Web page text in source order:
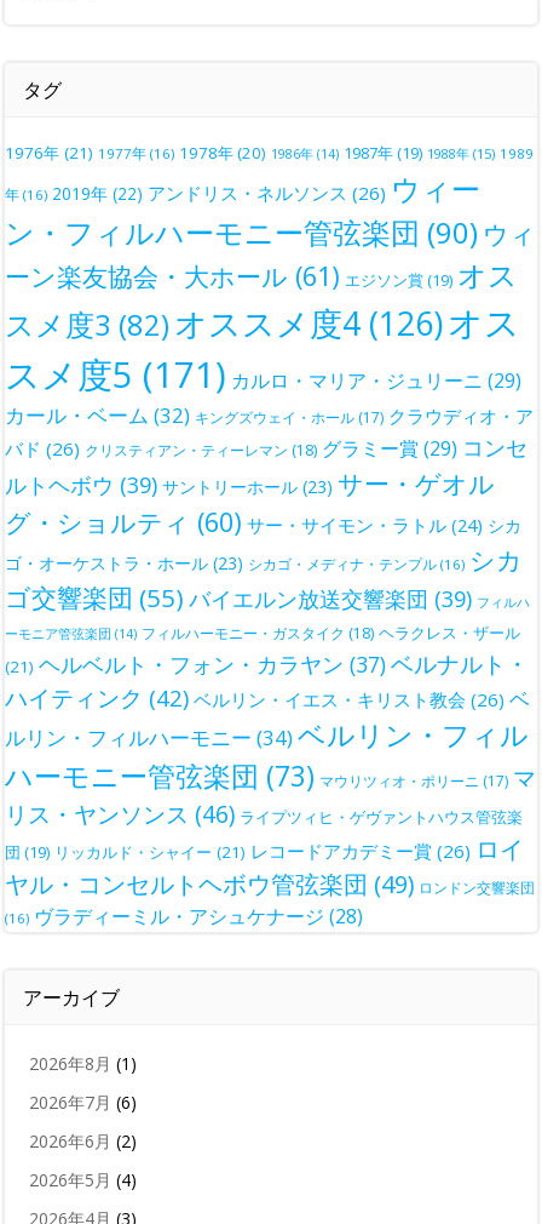
タグ
1976年 (21) 1977年 (16) 1978年(20) 1986年 (14) 1987年(19) 1988年 (15) 1989
年 (16) 2019年 (22) アンドリス・ネルソンス (26) ウィー
ン・フィルハーモニー管弦楽団 (90) ウィ
ーン楽友協会・大ホール (61) エジソン賞(19) オス
スメ度3 (82) オススメ度4 (126)オス
スメ度5 (171) カルロ・マリア・ジュリーニ (29)
カール・ベーム (32) キングズウェイ・ホール (17) クラウディオ・ア
バド (26) クリスティアン・ティーレマン (18) グラミー賞 (29) コンセ
ルトヘボウ (39) サントリーホール (23) サー・ゲオル
グ・ショルティ (60) サー・サイモン・ラトル (24) シカ
ゴ・オーケストラ・ホール (23) シカゴ・メディナ・テンプル (16) シカ
ゴ交響楽団 (55) バイエルン放送交響楽団 (39) フィルハ
ーモニア管弦楽団 (14) フィルハーモニー・ガスタイク (18) ヘラクレス・ザール
(21) ヘルベルト・フォン・カラヤン (37)ベルナルト・
ハイティンク (42) ベルリン・イエス・キリスト教会 (26) ベ
ルリン・フィルハーモニー (34)ベルリン・フィル
ハーモニー管弦楽団 (73) マウリツィオ・ポリーニ (17) マ
リス・ヤンソンス (46) ライプツィヒ・ゲヴァントハウス管弦楽
団 (19) リッカルド・シャイー (21) レコードアカデミー賞 (26) ロイ
ヤル・コンセルトヘボウ管弦楽団 (49) ロンドン交響楽団
(16) ヴラディーミル・アシュケナージ (28)
アーカイブ
2026年8月 (1)
2026年7月 (6)
2026年6月 (2)
2026年5月 (4)
2026年4月 (3)